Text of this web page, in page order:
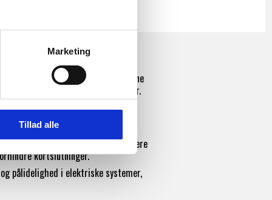
Marketing
Tillad alle
er vi opmærksomme på denne
håndværksmæssige discipliner.
De anvendes til at identificere
kortslutninger.
pålidelighed i elektriske systemer,